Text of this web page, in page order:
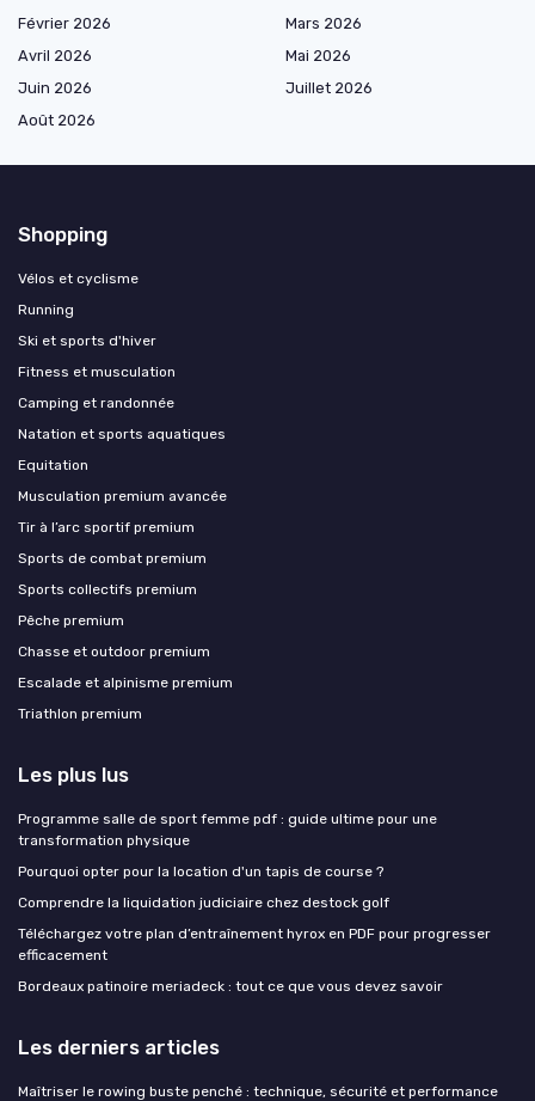
Février 2026
Mars 2026
Avril 2026
Mai 2026
Juin 2026
Juillet 2026
Août 2026
Shopping
Vélos et cyclisme
Running
Ski et sports d'hiver
Fitness et musculation
Camping et randonnée
Natation et sports aquatiques
Equitation
Musculation premium avancée
Tir à l’arc sportif premium
Sports de combat premium
Sports collectifs premium
Pêche premium
Chasse et outdoor premium
Escalade et alpinisme premium
Triathlon premium
Les plus lus
Programme salle de sport femme pdf : guide ultime pour une
transformation physique
Pourquoi opter pour la location d'un tapis de course ?
Comprendre la liquidation judiciaire chez destock golf
Téléchargez votre plan d’entraînement hyrox en PDF pour progresser
efficacement
Bordeaux patinoire meriadeck : tout ce que vous devez savoir
Les derniers articles
Maîtriser le rowing buste penché : technique, sécurité et performance